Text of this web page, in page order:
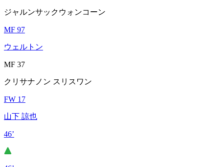
ジャルンサックウォンコーン
MF 97
ウェルトン
MF 37
クリサナノン スリスワン
FW 17
山下 諒也
46’